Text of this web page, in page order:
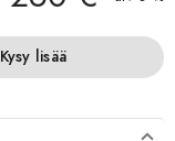
Kysy lisää